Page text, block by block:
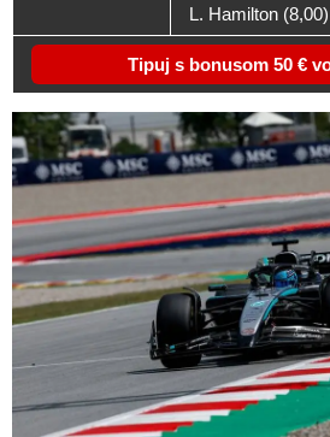
L. Hamilton (8,00)
Tipuj s bonusom 50 €